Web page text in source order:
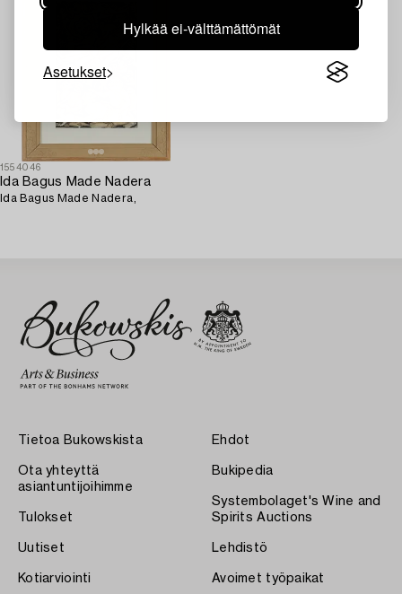
Hylkää ei-välttämättömät
Asetukset
1554046
Ida Bagus Made Nadera
Ida Bagus Made Nadera,
Tietoa Bukowskista
Ota yhteyttä
asiantuntijoihimme
Tulokset
Uutiset
Kotiarviointi
Ehdot
Bukipedia
Systembolaget's Wine and
Spirits Auctions
Lehdistö
Avoimet työpaikat